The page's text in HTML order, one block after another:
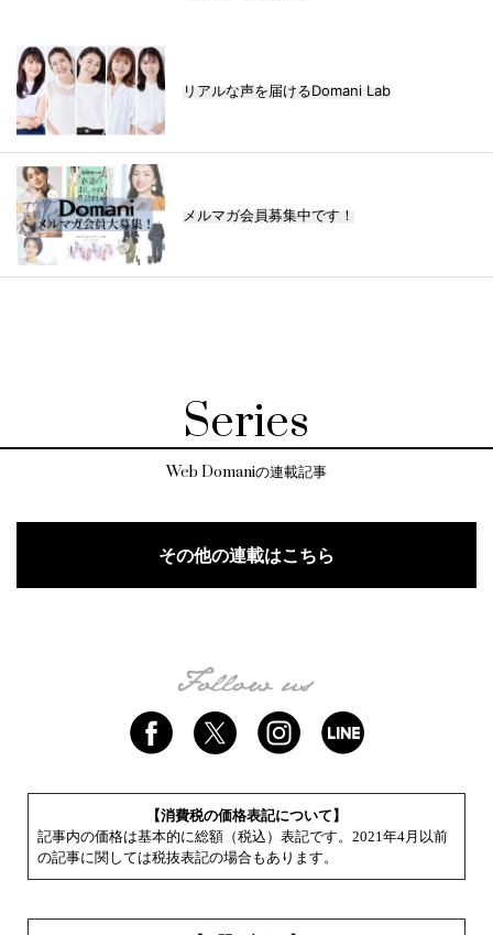
リアルな声を届けるDomani Lab
メルマガ会員募集中です！
Series
Web Domaniの連載記事
その他の連載はこちら
【消費税の価格表記について】
記事内の価格は基本的に総額（税込）表記です。2021年4月以前
の記事に関しては税抜表記の場合もあります。